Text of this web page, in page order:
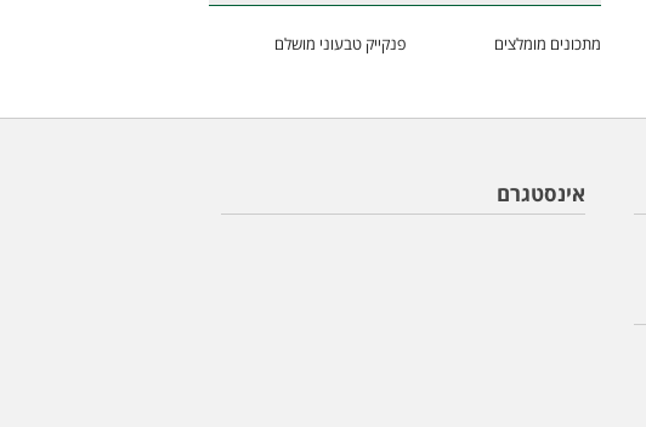
מתכונים מומלצים פנקייק טבעוני מושלם
אינסטגרם